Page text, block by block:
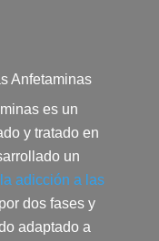
Anfetaminas
es un
y tratado en
un
adicción a las
dos fases y
adaptado a